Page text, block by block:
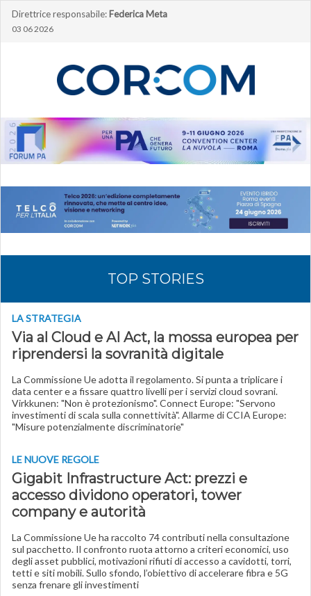
Direttrice responsabile: Federica Meta
03 06 2026
TOP STORIES
LA STRATEGIA
Via al Cloud e AI Act, la mossa europea per
riprendersi la sovranità digitale
La Commissione Ue adotta il regolamento. Si punta a triplicare i
data center e a fissare quattro livelli per i servizi cloud sovrani.
Virkkunen: "Non è protezionismo". Connect Europe: "Servono
investimenti di scala sulla connettività". Allarme di CCIA Europe:
"Misure potenzialmente discriminatorie"
LE NUOVE REGOLE
Gigabit Infrastructure Act: prezzi e
accesso dividono operatori, tower
company e autorità
La Commissione Ue ha raccolto 74 contributi nella consultazione
sul pacchetto. Il confronto ruota attorno a criteri economici, uso
degli asset pubblici, motivazioni rifiuti di accesso a cavidotti, torri,
tetti e siti mobili. Sullo sfondo, l’obiettivo di accelerare fibra e 5G
senza frenare gli investimenti